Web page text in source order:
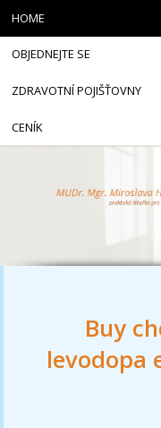
Buy
levodopa
HOME
OBJEDNEJTE SE
ZDRAVOTNÍ POJIŠŤOVNY
CENÍK